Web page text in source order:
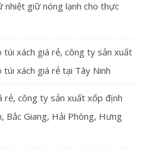
giữ nóng lạnh cho thực
xách giá rẻ, công ty sản xuất
xách giá rẻ tại Tây Ninh
rẻ, công ty sản xuất xốp định
Bắc Giang, Hải Phòng, Hưng